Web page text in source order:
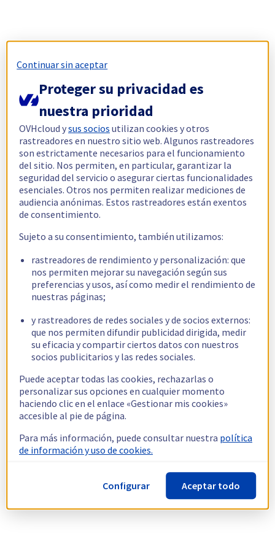
Continuar sin aceptar
Proteger su privacidad es
nuestra prioridad
OVHcloud ysus socios utilizan cookies y otros
rastreadores en nuestro sitio web. Algunos rastreadores
son estrictamente necesarios para el funcionamiento
del sitio. Nos permiten, en particular, garantizar la
seguridad del servicio o asegurar ciertas funcionalidades
esenciales. Otros nos permiten realizar mediciones de
audiencia anónimas. Estos rastreadores están exentos
de consentimiento.
Sujeto a su consentimiento, también utilizamos:
rastreadores de rendimiento y personalización: que
nos permiten mejorar su navegación según sus
preferencias y usos, así como medir el rendimiento de
nuestras páginas;
y rastreadores de redes sociales y de socios externos:
que nos permiten difundir publicidad dirigida, medir
su eficacia y compartir ciertos datos con nuestros
socios publicitarios y las redes sociales.
Puede aceptar todas las cookies, rechazarlas o
personalizar sus opciones en cualquier momento
haciendo clic en el enlace «Gestionar mis cookies»
accesible al pie de página.
Para más información, puede consultar nuestra política
de información y uso de cookies.
Configurar Aceptar todo